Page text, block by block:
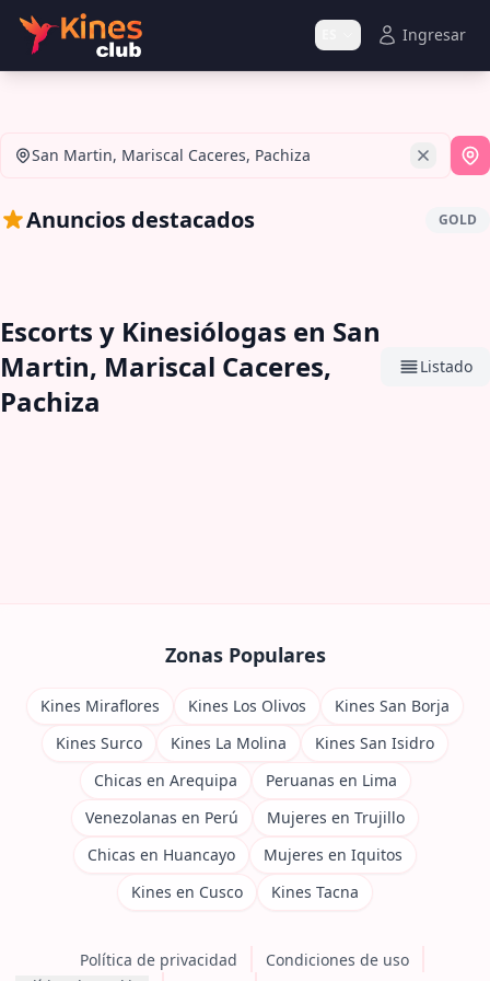
Ingresar
San Martin, Mariscal Caceres, Pachiza
Anuncios destacados GOLD
Escorts y Kinesiólogas en San
Martin, Mariscal Caceres,
Pachiza
Listado
Zonas Populares
Kines Miraflores Kines Los Olivos
Kines San Borja
Kines Surco
Kines La Molina
Kines San Isidro
Chicas en Arequipa
Peruanas en Lima
Venezolanas en Perú
Mujeres en Trujillo
Chicas en Huancayo
Mujeres en Iquitos
Kines en Cusco
Kines Tacna
Política de privacidad
Condiciones de uso